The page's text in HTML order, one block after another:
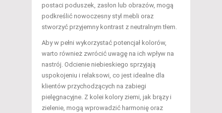
postaci poduszek, zasłon lub obrazów, mogą
podkreślić nowoczesny styl mebli oraz
stworzyć przyjemny kontrast z neutralnym tłem.
Aby w pełni wykorzystać potencjał kolorów,
warto również zwrócić uwagę na ich wpływ na
nastrój. Odcienie niebieskiego sprzyjają
uspokojeniu i relaksowi, co jest idealne dla
klientów przychodzących na zabiegi
pielęgnacyjne. Z kolei kolory ziemi, jak brązy i
zielenie, mogą wprowadzić harmonię oraz